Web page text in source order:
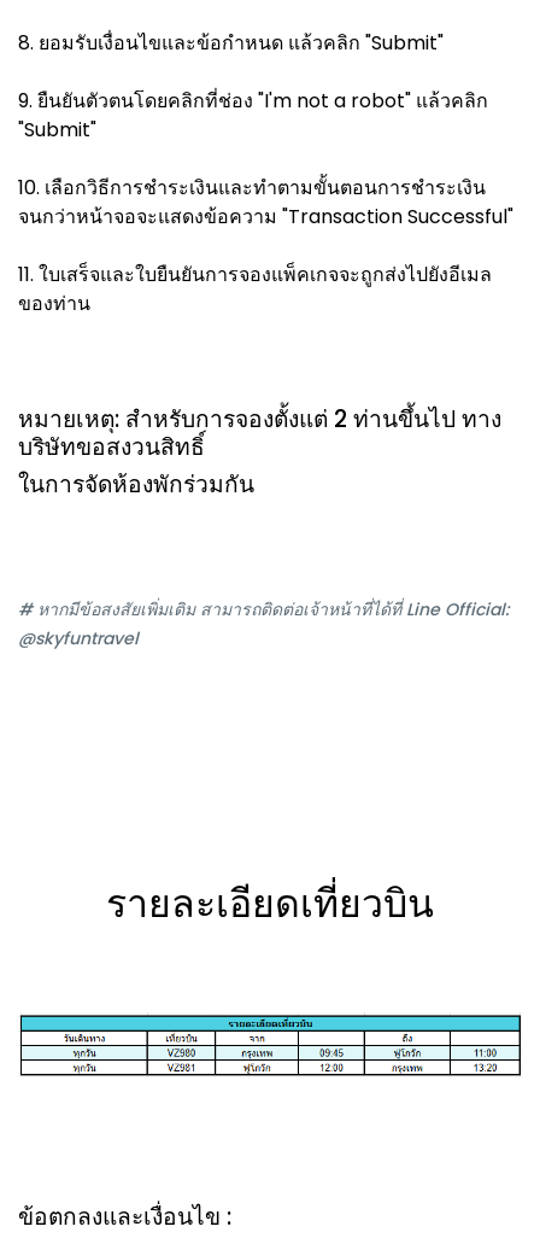
8. ยอมรับเงื่อนไขและข้อกำหนด แล้วคลิก "Submit"
9. ยืนยันตัวตนโดยคลิกที่ช่อง "I'm not a robot" แล้วคลิก
"Submit"
10. เลือกวิธีการชำระเงินและทำตามขั้นตอนการชำระเงิน
จนกว่าหน้าจอจะแสดงข้อความ "Transaction Successful"
11. ใบเสร็จและใบยืนยันการจองแพ็คเกจจะถูกส่งไปยังอีเมล
ของท่าน
หมายเหตุ: สำหรับการจองตั้งแต่ 2 ท่านขึ้นไป ทาง
บริษัทขอสงวนสิทธิ์
ในการจัดห้องพักร่วมกัน
# หากมีข้อสงสัยเพิ่มเติม สามารถติดต่อเจ้าหน้าที่ได้ที่ Line Official:
@skyfuntravel
รายละเอียดเที่ยวบิน
ข้อตกลงและเงื่อนไข :